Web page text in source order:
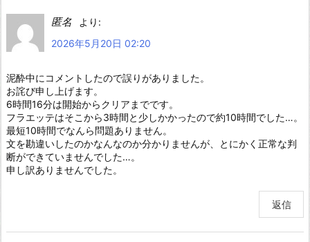
匿名
より:
2026年5月20日 02:20
泥酔中にコメントしたので誤りがありました。
お詫び申し上げます。
6時間16分は開始からクリアまでです。
フラエッテはそこから3時間と少しかかったので約10時間でした…。
最短10時間でなんら問題ありません。
文を勘違いしたのかなんなのか分かりませんが、とにかく正常な判
断ができていませんでした…。
申し訳ありませんでした。
返信